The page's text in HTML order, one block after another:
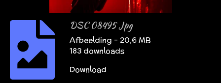
DSC 08495 Jpg
Afbeelding – 20,6 MB
183 downloads
Download